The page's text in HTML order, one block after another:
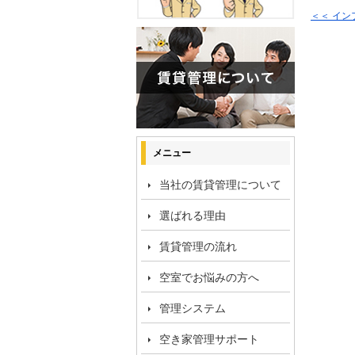
＜＜ イ
メニュー
当社の賃貸管理について
選ばれる理由
賃貸管理の流れ
空室でお悩みの方へ
管理システム
空き家管理サポート